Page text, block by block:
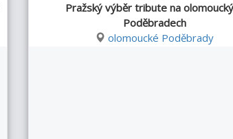
Pražský výběr tribute na
Poděbradech
olomoucké Poděbrady